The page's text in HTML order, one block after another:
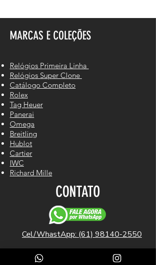
MARCAS E COLEÇÕES
Relógios Primeira Linha
Relógios Super Clone
Catálogo Completo
Rolex
Tag Heuer
Panerai
Omega
Breitling
Hublot
Cartier
IWC
Richard Mille
CONTATO
Cel/WhastApp: (61) 98140-2550